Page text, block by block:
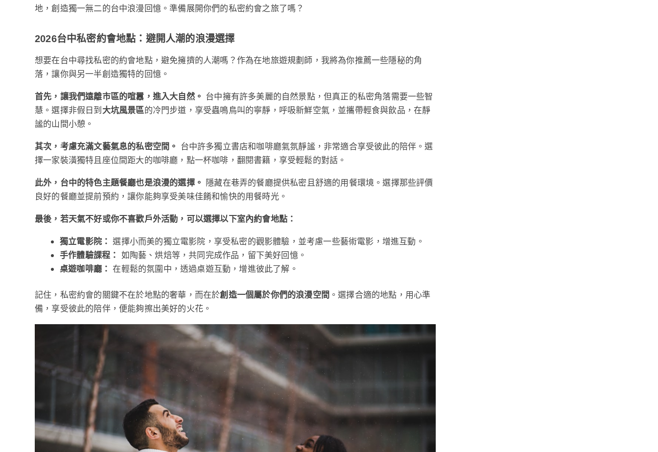
地，創造獨一無二的台中浪漫回憶。準備展開你們的私密約會之旅了嗎？
2026台中私密約會地點：避開人潮的浪漫選擇
想要在台中尋找私密的約會地點，避免擁擠的人潮嗎？作為在地旅遊規劃師，我將為你推薦一些隱秘的角
落，讓你與另一半創造獨特的回憶。
首先，讓我們遠離市區的喧囂，進入大自然。 台中擁有許多美麗的自然景點，但真正的私密角落需要一些智
慧。選擇非假日到大坑風景區的冷門步道，享受蟲鳴鳥叫的寧靜，呼吸新鮮空氣，並攜帶輕食與飲品，在靜
謐的山間小憩。
其次，考慮充滿文藝氣息的私密空間。 台中許多獨立書店和咖啡廳氣氛靜謐，非常適合享受彼此的陪伴。選
擇一家裝潢獨特且座位間距大的咖啡廳，點一杯咖啡，翻閱書籍，享受輕鬆的對話。
此外，台中的特色主題餐廳也是浪漫的選擇。 隱藏在巷弄的餐廳提供私密且舒適的用餐環境。選擇那些評價
良好的餐廳並提前預約，讓你能夠享受美味佳餚和愉快的用餐時光。
最後，若天氣不好或你不喜歡戶外活動，可以選擇以下室內約會地點：
獨立電影院： 選擇小而美的獨立電影院，享受私密的觀影體驗，並考慮一些藝術電影，增進互動。
手作體驗課程： 如陶藝、烘焙等，共同完成作品，留下美好回憶。
桌遊咖啡廳： 在輕鬆的氛圍中，透過桌遊互動，增進彼此了解。
記住，私密約會的關鍵不在於地點的奢華，而在於創造一個屬於你們的浪漫空間 。選擇合適的地點，用心準
備，享受彼此的陪伴，便能夠擦出美好的火花。